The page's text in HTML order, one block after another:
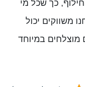
כך שכל מי
משווקים יכול
מוצלחים במיוחד